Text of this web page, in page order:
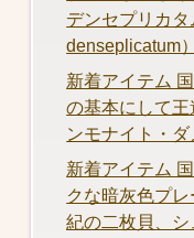
デンセプリカ
denseplicatum
新着アイテム
の基本にして
ンモナイト・ダ
新着アイテム
クな暗灰色プ
紀の二枚貝、